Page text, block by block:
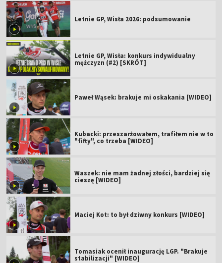
Letnie GP, Wisła 2026: podsumowanie
Letnie GP, Wisła: konkurs indywidualny
mężczyzn (#2) [SKRÓT]
Paweł Wąsek: brakuje mi oskakania [WIDEO]
Kubacki: przeszarżowałem, trafiłem nie w to
"fifty", co trzeba [WIDEO]
Waszek: nie mam żadnej złości, bardziej się
cieszę [WIDEO]
Maciej Kot: to był dziwny konkurs [WIDEO]
Tomasiak ocenił inaugurację LGP. "Brakuje
stabilizacji" [WIDEO]